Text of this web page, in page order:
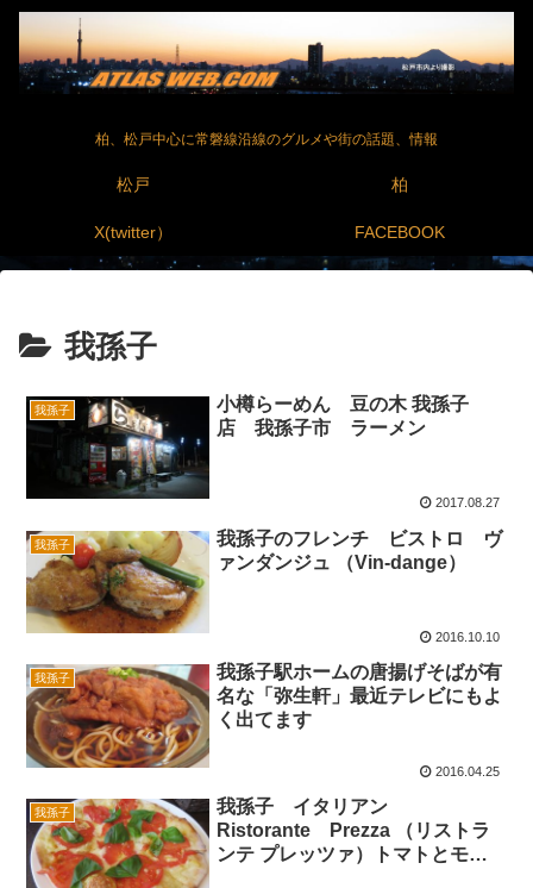
柏、松戸中心に常磐線沿線のグルメや街の話題、情報
松戸 柏
X(twitter） FACEBOOK
我孫子
我孫子
小樽らーめん 豆の木 我孫子
店 我孫子市 ラーメン
2017.08.27
我孫子
我孫子のフレンチ ビストロ ヴ
ァンダンジュ （Vin-dange）
2016.10.10
我孫子
我孫子駅ホームの唐揚げそばが有
名な「弥生軒」最近テレビにもよ
く出てます
2016.04.25
我孫子
我孫子 イタリアン
Ristorante Prezza （リストラ
ンテ プレッツァ）トマトとモッ